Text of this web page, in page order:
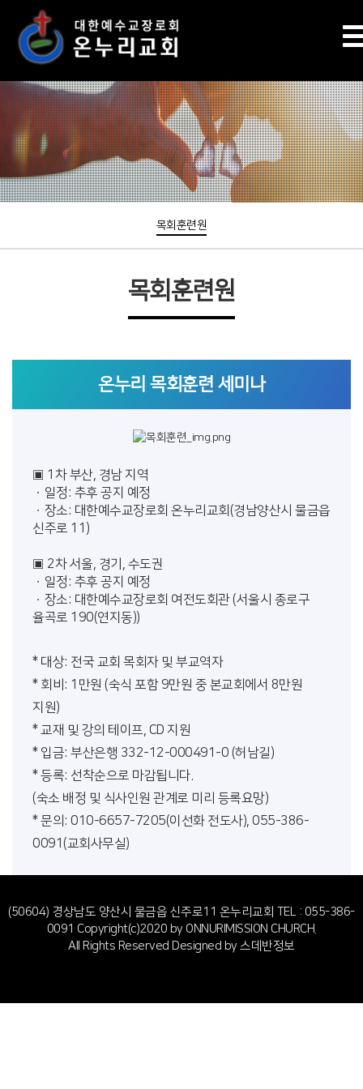
목회훈련원
목회훈련원
온누리 목회훈련 세미나
▣ 1차 부산, 경남 지역
ㆍ일정: 추후 공지 예정
ㆍ장소: 대한예수교장로회 온누리교회(경남양산시 물금읍
신주로 11)
▣ 2차 서울, 경기, 수도권
ㆍ일정: 추후 공지 예정
ㆍ장소: 대한예수교장로회 여전도회관 (서울시 종로구
율곡로 190(연지동))
* 대상: 전국 교회 목회자 및 부교역자
* 회비: 1만원 (숙식 포함 9만원 중 본교회에서 8만원
지원)
* 교재 및 강의 테이프, CD 지원
* 입금: 부산은행 332-12-000491-0 (허남길)
* 등록: 선착순으로 마감됩니다.
(숙소 배정 및 식사인원 관계로 미리 등록요망)
* 문의: 010-6657-7205(이선화 전도사), 055-386-
0091(교회사무실)
(50604) 경상남도 양산시 물금읍 신주로11 온누리교회 TEL : 055-386-
0091 Copyright(c)2020 by ONNURIMISSION CHURCH.
All Rights Reserved Designed by스데반정보